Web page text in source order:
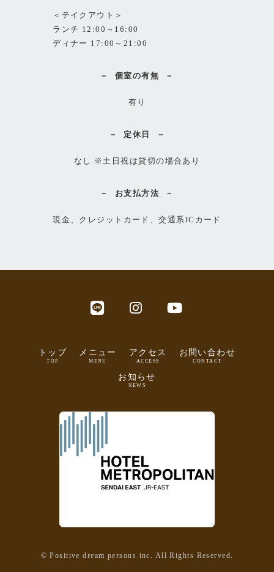
＜テイクアウト＞
ランチ 12:00～16:00
ディナー 17:00～21:00
個室の有無
有り
定休日
なし ※土日祝は貸切の場合あり
お支払方法
現金、クレジットカード、交通系ICカード
トップ
TOP
メニュー
MENU
アクセス
ACCESS
お問い合わせ
CONTACT
お知らせ
NEWS
© Positive dream persons inc. All Rights Reserved.